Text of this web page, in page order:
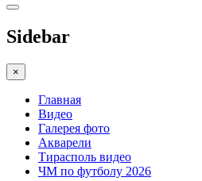
Sidebar
×
Главная
Видео
Галерея фото
Акварели
Тирасполь видео
ЧМ по футболу 2026